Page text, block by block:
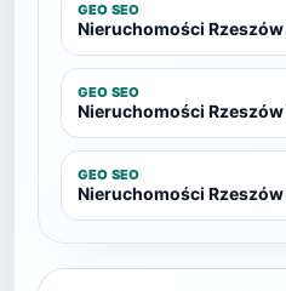
GEO SEO
Nieruchomości
GEO SEO
Nieruchomości
GEO SEO
Nieruchomości Rzeszów